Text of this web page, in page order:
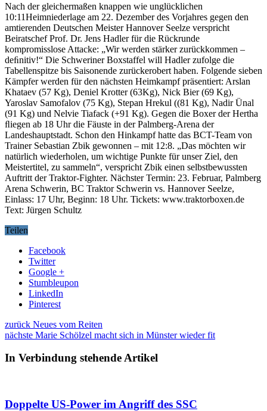
Nach der gleichermaßen knappen wie unglücklichen
10:11Heimniederlage am 22. Dezember des Vorjahres gegen den
amtierenden Deutschen Meister Hannover Seelze verspricht
Beiratschef Prof. Dr. Jens Hadler für die Rückrunde
kompromisslose Attacke: „Wir werden stärker zurückkommen –
deﬁnitiv!“ Die Schweriner Boxstaffel will Hadler zufolge die
Tabellenspitze bis Saisonende zurückerobert haben. Folgende sieben
Kämpfer werden für den nächsten Heimkampf präsentiert: Arslan
Khataev (57 Kg), Deniel Krotter (63Kg), Nick Bier (69 Kg),
Yaroslav Samofalov (75 Kg), Stepan Hrekul ((81 Kg), Nadir Ünal
(91 Kg) und Nelvie Tiafack (+91 Kg). Gegen die Boxer der Hertha
ﬂiegen ab 18 Uhr die Fäuste in der Palmberg-Arena der
Landeshauptstadt. Schon den Hinkampf hatte das BCT-Team von
Trainer Sebastian Zbik gewonnen – mit 12:8. „Das möchten wir
natürlich wiederholen, um wichtige Punkte für unser Ziel, den
Meistertitel, zu sammeln“, verspricht Zbik einen selbstbewussten
Auftritt der Traktor-Fighter. Nächster Termin: 23. Februar, Palmberg
Arena Schwerin, BC Traktor Schwerin vs. Hannover Seelze,
Einlass: 17 Uhr, Beginn: 18 Uhr. Tickets: www.traktorboxen.de
Text: Jürgen Schultz
Teilen
Facebook
Twitter
Google +
Stumbleupon
LinkedIn
Pinterest
zurück Neues vom Reiten
nächste Marie Schölzel macht sich in Münster wieder fit
In Verbindung stehende Artikel
Doppelte US-Power im Angriff des SSC